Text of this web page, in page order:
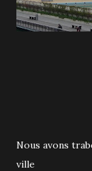
Nous avons
ville